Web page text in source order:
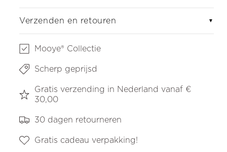
Verzenden en retouren ▼
Mooye® Collectie
Scherp geprijsd
Gratis verzending in Nederland vanaf €
30,00
30 dagen retourneren
Gratis cadeau verpakking!